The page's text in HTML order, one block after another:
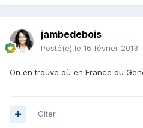
jambedebois
Posté(e) le 16 février 2013
On en trouve où en France du
Citer